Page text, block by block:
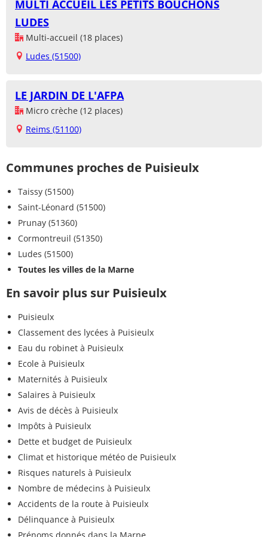
MULTI ACCUEIL LES PETITS BOUCHONS
LUDES
Multi-accueil (18 places)
Ludes (51500)
LE JARDIN DE L'AFPA
Micro crèche (12 places)
Reims (51100)
Communes proches de Puisieulx
Taissy (51500)
Saint-Léonard (51500)
Prunay (51360)
Cormontreuil (51350)
Ludes (51500)
Toutes les villes de la Marne
En savoir plus sur Puisieulx
Puisieulx
Classement des lycées à Puisieulx
Eau du robinet à Puisieulx
Ecole à Puisieulx
Maternités à Puisieulx
Salaires à Puisieulx
Avis de décès à Puisieulx
Impôts à Puisieulx
Dette et budget de Puisieulx
Climat et historique météo de Puisieulx
Risques naturels à Puisieulx
Nombre de médecins à Puisieulx
Accidents de la route à Puisieulx
Délinquance à Puisieulx